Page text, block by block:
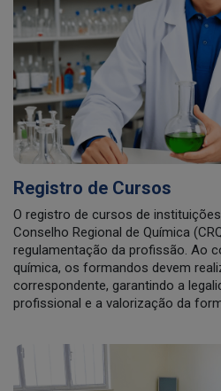
Registro de Cursos
O registro de cursos de
Conselho Regional de Química
regulamentação da profissão. Ao
química, os formandos devem
correspondente, garantindo a
profissional e a valorização da